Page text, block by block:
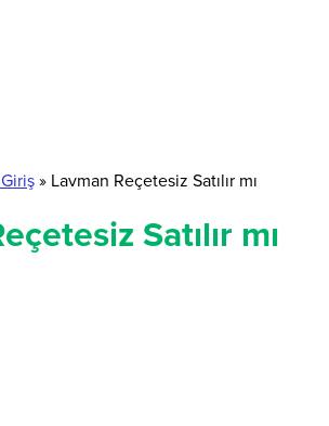
» Lavman Reçetesiz Satılır mı
Satılır mı